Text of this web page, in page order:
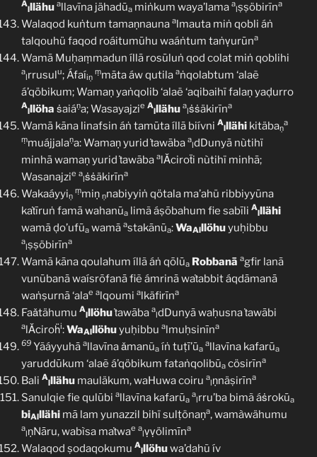
A
lllähu allavīna jähadūa miṅkum waya’lama a
lṣṣöbirīna
Walaqod kuṅtum tamaṇnauna almauta miṅ qobli áṅ
talqouhü faqod roáitumūhu waáṅtum taṅṿurūna
Wamā Muḥaṃmadun íllā rosūluṅ qod colat miṅ qoblihi
a
lrrusulu; Áfaíiṇ
ṃmāta áw qutila aṅqolabtum ‘alaẽ
á’qöbikum; Wamaṇ yaṅqolib ‘alaë ‘aqibaihï falaṇ yaḍurro
A
lllöha ṡaiáṇa; Wasayajzie A
lllähu a
lṡṡäkirīna
Wamā kāna linafsin áṅ tamūta íllā biívni A
lllähi kitäbaṇ
a
ṃmuájjalaṇa: Wamaṇ yurid ṫawāba a
ldDunyā nùtihï
minhā wamaṇ yurid ṫawāba alǍciroẗi nùtihï minhā;
Wasanajzie a
lṡṡäkirīna
Wakaáyyiṇ
ṃmiṇ ṇnabiyyiṅ qötala ma’ahü ribbiyyūna
kaṫīruṅ famā wahanūa limã áṣōbahum fie sabīli A
lllähi
wamā ḍo’ufūa wamā astakānūa:WaAlllöhuyuḥibbu
a
lṣṣöbirīna
Wamā kāna qoulahum íllã áṅ qōlūa Robbanā agfir lanā
vunūbanā waísrōfanā fiẽ ámrinā waṫabbit áqdāmanā
waṅṣurnā ‘alae alqoumi alkäfirīna
Faǎtähumu A
lllöhuṫawāba a
ldDunyā waḥusna ṫawābi
alǍciroḧi:WaAlllöhuyuḥibbu almuḥsinīna
69 Yãáyyuhā allavīna ǎmanũa íṅ tuṭī’ūa
allavīna kafarūa
yaruddūkum ‘alaẽ á’qöbikum fataṅqolibūa cösirīna
Bali A
lllähu mauläkum, waHuwa coiru a
lṇnäṣirīna
Sanulqie fie qulūbi allavīna kafarūa
a
lrru’ba bimã áṡrokūa
biAlllähi mā lam yunazzil bihï sulṭönaṇa, wamàwähumu
a
lṇNāru, wabìsa maṫwae a
lṿṿölimīna
Walaqod ṣodaqokumu A
lllöhuwa’dahũ ív